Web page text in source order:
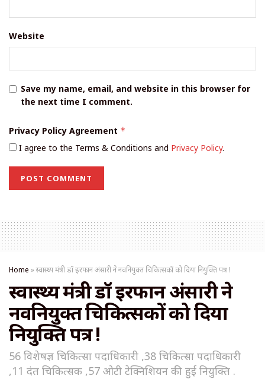
Website
Save my name, email, and website in this browser for
the next time I comment.
Privacy Policy Agreement *
I agree to the Terms & Conditions and Privacy Policy.
Home »स्वास्थ्य मंत्री डॉ इरफान अंसारी ने नवनियुक्त चिकित्सकों को दिया नियुक्ति पत्र !
स्वास्थ्य मंत्री डॉ इरफान अंसारी ने
नवनियुक्त चिकित्सकों को दिया
नियुक्ति पत्र !
56 विशेषज्ञ चिकित्सा पदाधिकारी ,38 चिकित्सा पदाधिकारी
,11 दंत चिकित्सक ,57 ओटी टेक्निशियन की हुई नियुक्ति .